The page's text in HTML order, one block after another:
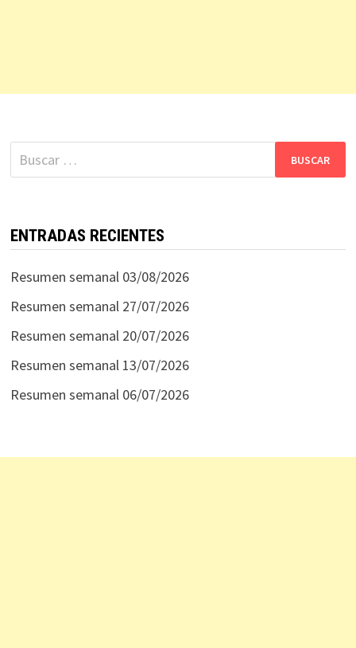
Buscar:
ENTRADAS RECIENTES
Resumen semanal 03/08/2026
Resumen semanal 27/07/2026
Resumen semanal 20/07/2026
Resumen semanal 13/07/2026
Resumen semanal 06/07/2026